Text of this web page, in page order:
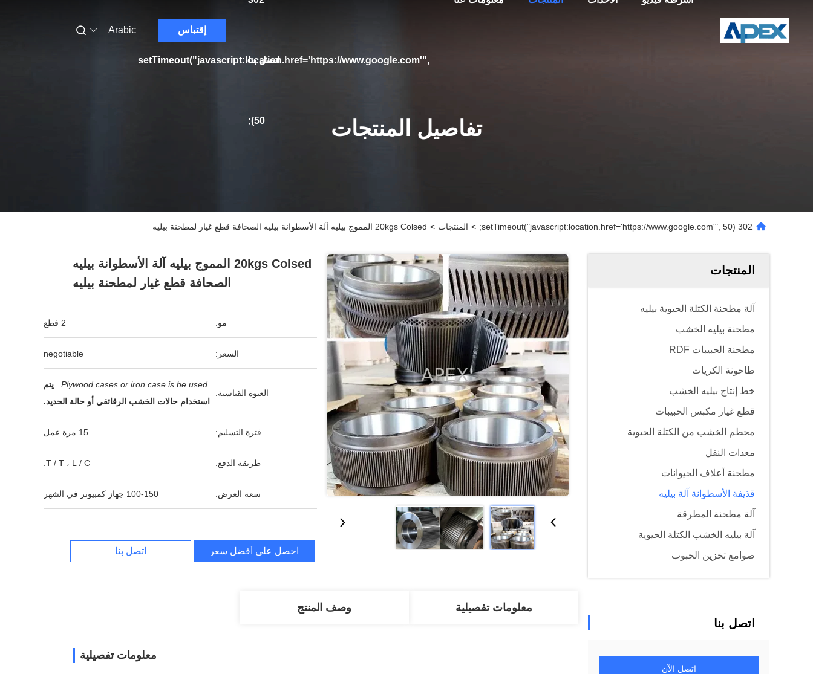
setTimeout("javascript:location.href='https://www.google.com'",
50);
اتصل بنا
إقتباس Arabic
تفاصيل المنتجات
302 setTimeout("javascript:location.href='https://www.google.com'", 50);
> المنتجات > 20kgs Colsed المموج بيليه آلة الأسطوانة بيليه الصحافة قطع غيار لمطحنة بيليه
المنتجات
آلة مطحنة الكتلة الحيوية بيليه
مطحنة بيليه الخشب
مطحنة الحبيبات RDF
طاحونة الكريات
خط إنتاج بيليه الخشب
قطع غيار مكبس الحبيبات
محطم الخشب من الكتلة الحيوية
معدات النقل
مطحنة أعلاف الحيوانات
قذيفة الأسطوانة آلة بيليه
آلة مطحنة المطرقة
آلة بيليه الخشب الكتلة الحيوية
صوامع تخزين الحبوب
اتصل بنا
اتصل الآن
20kgs Colsed المموج بيليه آلة الأسطوانة بيليه
الصحافة قطع غيار لمطحنة بيليه
مو: 2 قطع
السعر: negotiable
العبوة القياسية:
Plywood cases or iron case is be used .
يتم
استخدام حالات الخشب الرقائقي أو حالة الحديد.
فترة التسليم: 15 مرة عمل
طريقة الدفع: T / T ، L / C.
سعة العرض: 100-150 جهاز كمبيوتر في الشهر
احصل على أفضل سعر اتصل بنا
معلومات تفصيلية وصف المنتج
معلومات تفصيلية